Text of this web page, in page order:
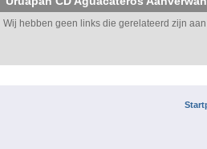
Wij hebben geen links die gerelateerd zijn